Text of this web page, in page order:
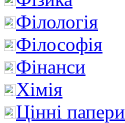
Філологія
Філософія
Фінанси
Хімія
Цінні папери